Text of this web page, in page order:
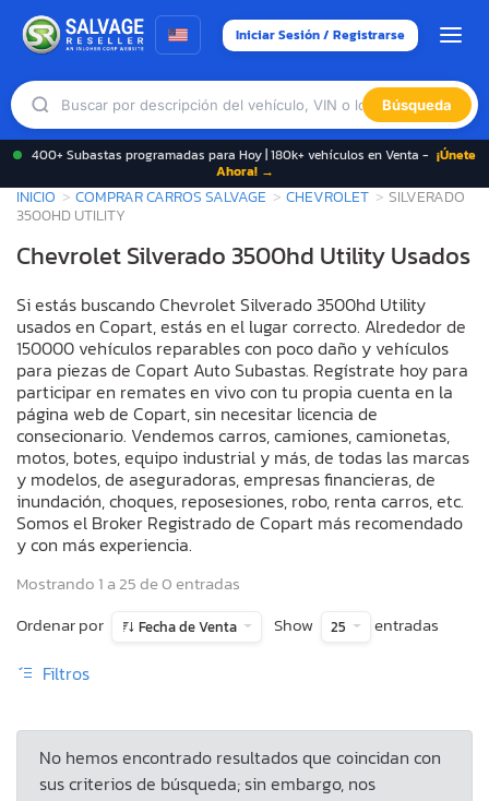
Iniciar Sesión / Registrarse
Búsqueda
400+ Subastas programadas para Hoy | 180k+ vehículos en Venta - ¡Únete
Ahora! →
INICIO COMPRAR CARROS SALVAGE CHEVROLET
SILVERADO
3500HD UTILITY
Chevrolet Silverado 3500hd Utility Usados
Si estás buscando Chevrolet Silverado 3500hd Utility
usados en Copart, estás en el lugar correcto. Alrededor de
150000 vehículos reparables con poco daño y vehículos
para piezas de Copart Auto Subastas. Regístrate hoy para
participar en remates en vivo con tu propia cuenta en la
página web de Copart, sin necesitar licencia de
consecionario. Vendemos carros, camiones, camionetas,
motos, botes, equipo industrial y más, de todas las marcas
y modelos, de aseguradoras, empresas financieras, de
inundación, choques, reposesiones, robo, renta carros, etc.
Somos el Broker Registrado de Copart más recomendado
y con más experiencia.
Mostrando 1 a 25 de 0 entradas
Ordenar por
Fecha de Venta Show 25 entradas
Filtros
No hemos encontrado resultados que coincidan con
sus criterios de búsqueda; sin embargo, nos